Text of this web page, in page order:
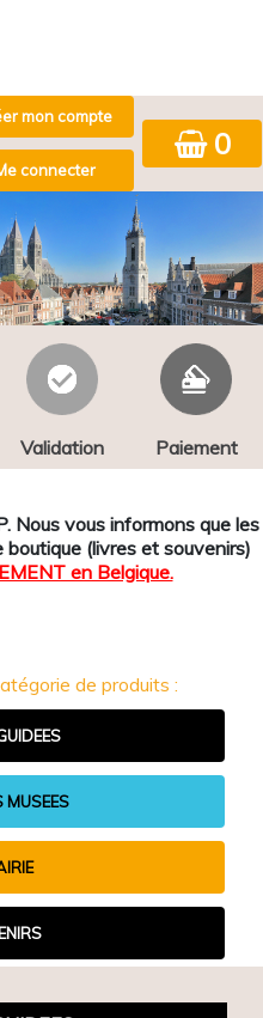
0
Validation Paiement
Nous vous informons que les
(livres et souvenirs)
en Belgique.
de produits :
MUSEES